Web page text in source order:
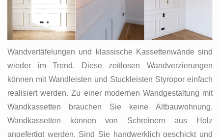
Wandvertäfelungen und klassische Kassettenwände sind
wieder im Trend. Diese zeitlosen Wandverzierungen
können mit Wandleisten und Stuckleisten Styropor einfach
realisiert werden. Zu einer modernen Wandgestaltung mit
Wandkassetten brauchen Sie keine Altbauwohnung.
Wandkassetten können von Schreinern aus Holz
angefertigt werden. Sind Sie handwerklich geschickt und